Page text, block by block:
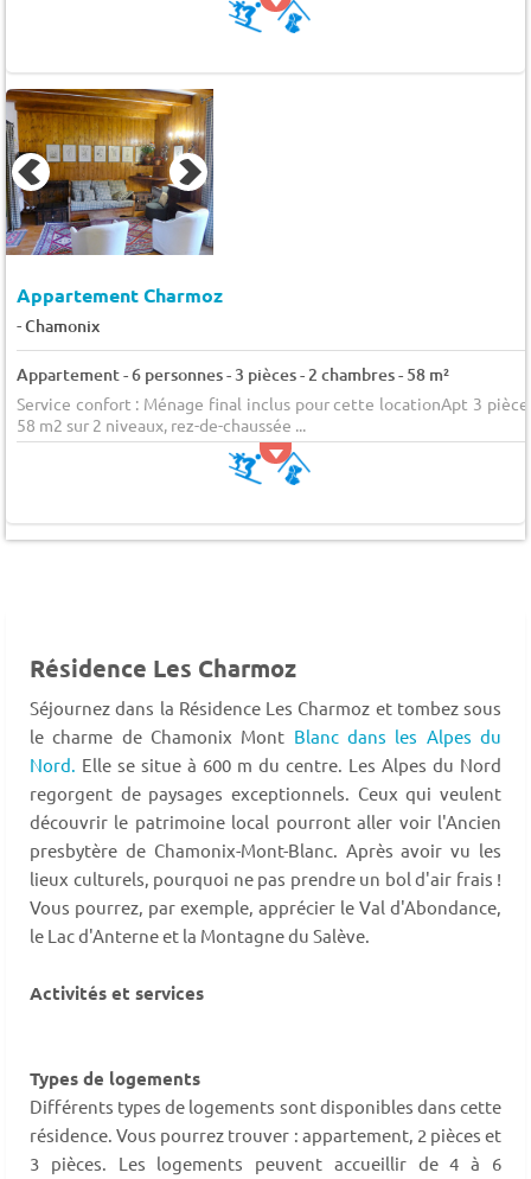
Appartement Charmoz
-Chamonix
Appartement - 6 personnes - 3 pièces - 2 chambres - 58 m²
Service confort : Ménage final inclus pour cette locationApt 3
58 m2 sur 2 niveaux, rez-de-chaussée ...
Résidence Les Charmoz
Séjournez dans la Résidence Les Charmoz et tombez sous
le charme de Chamonix Mont Blanc dans les Alpes du
Nord. Elle se situe à 600 m du centre. Les Alpes du Nord
regorgent de paysages exceptionnels. Ceux qui veulent
découvrir le patrimoine local pourront aller voir l'Ancien
presbytère de Chamonix-Mont-Blanc. Après avoir vu les
lieux culturels, pourquoi ne pas prendre un bol d'air frais !
Vous pourrez, par exemple, apprécier le Val d'Abondance,
le Lac d'Anterne et la Montagne du Salève.
Activités et services
Types de logements
Différents types de logements sont disponibles dans cette
résidence. Vous pourrez trouver : appartement, 2 pièces et
3 pièces. Les logements peuvent accueillir de 4 à 6